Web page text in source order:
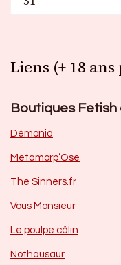
Liens (+ 18
Boutiques Fetish
Dèmonia
Metamorp’Ose
The Sinners.fr
Vous Monsieur
Le poulpe câlin
Nothausaur